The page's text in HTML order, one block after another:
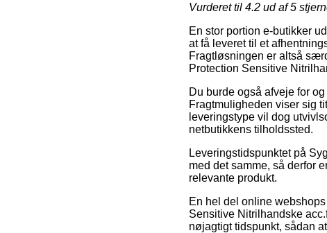
Vurderet til 4.2 ud af 5
En stor portion e-butikker
at få leveret til et
Fragtløsningen er altså
Protection Sensitive
Du burde også afveje for
Fragtmuligheden viser sig
leveringstype vil dog
netbutikkens tilholdssted.
Leveringstidspunktet på
med det samme, så derfor
relevante produkt.
En hel del online
Sensitive Nitrilhandske
nøjagtigt tidspunkt, sådan